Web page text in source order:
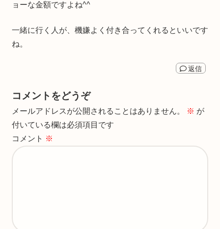
ョーな金額ですよね^^
一緒に行く人が、機嫌よく付き合ってくれるといいです
ね。
返信
コメントをどうぞ
メールアドレスが公開されることはありません。 ※ が
付いている欄は必須項目です
コメント ※